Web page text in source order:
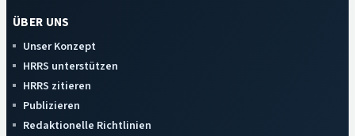
ÜBER UNS
Unser Konzept
HRRS unterstützen
HRRS zitieren
Publizieren
Redaktionelle Richtlinien